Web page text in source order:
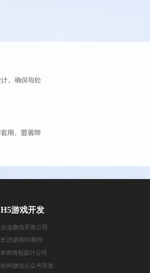
H5游戏开发
企业微信开发公司
长沙游戏H5制作
IP表情包设计公司
杭州微信公众号开发